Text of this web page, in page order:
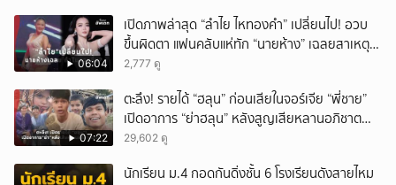
06:04
เปิดภาพล่าสุด “ลำไย ไหทองคำ” เปลี่ยนไป! อวบ
ขึ้นผิดตา แฟนคลับแห่ทัก “นายห้าง” เฉลยสาเหตุ
ชัด!
2,777 ดู
07:22
ตะลึง! รายได้ “ฮลุน” ก่อนเสียในจอร์เจีย “พี่ชาย”
เปิดอาการ “ย่าฮลุน” หลังสูญเสียหลานอภิชาต
บุตร!
29,602 ดู
นักเรียน ม.4 กอดกันดิ่งชั้น 6 โรงเรียนดังสายไหม